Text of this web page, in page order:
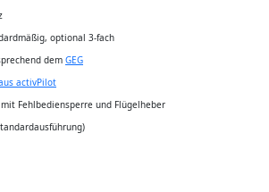
optional 3-fach
dem GEG
activPilot
Fehlbediensperre und Flügelheber